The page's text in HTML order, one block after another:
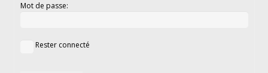
Mot de passe:
Rester connecté